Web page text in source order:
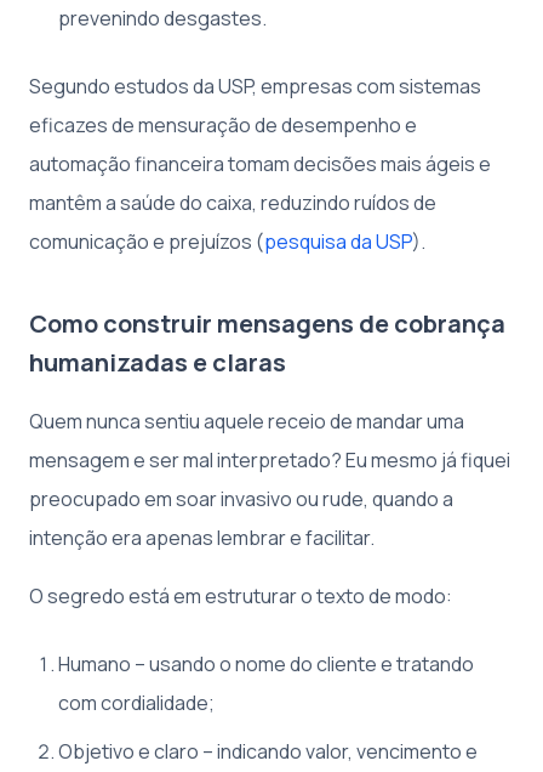
prevenindo desgastes.
Segundo estudos da USP, empresas com sistemas
eficazes de mensuração de desempenho e
automação financeira tomam decisões mais ágeis e
mantêm a saúde do caixa, reduzindo ruídos de
comunicação e prejuízos (pesquisa da USP).
Como construir mensagens de cobrança
humanizadas e claras
Quem nunca sentiu aquele receio de mandar uma
mensagem e ser mal interpretado? Eu mesmo já fiquei
preocupado em soar invasivo ou rude, quando a
intenção era apenas lembrar e facilitar.
O segredo está em estruturar o texto de modo:
Humano – usando o nome do cliente e tratando
com cordialidade;
Objetivo e claro – indicando valor, vencimento e